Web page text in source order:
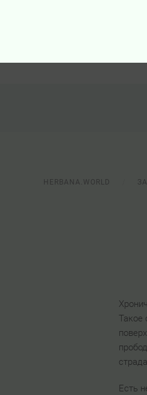
HERBANA.WORLD
Такое
Есть